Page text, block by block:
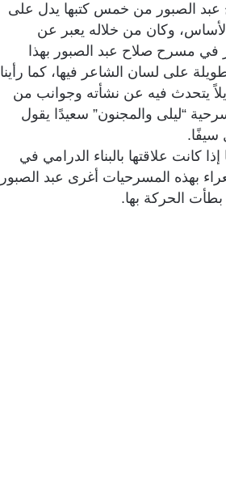
الصبور من خمس كتبها يدل على
وكان من خلاله يعبر عن
مسرح صلاح عبد الصبور بهذا
على لسان الشاعر فيها، كما رأينا
يتحدث فيه عن نشأته وجوانب من
“ليلى والمجنون” سعيدًا يقول
سيفًا.
كانت علاقتها بالبناء الدرامي في
بهذه المسرحيات أغرى عبد الصبور
بطأت الحركة بها.